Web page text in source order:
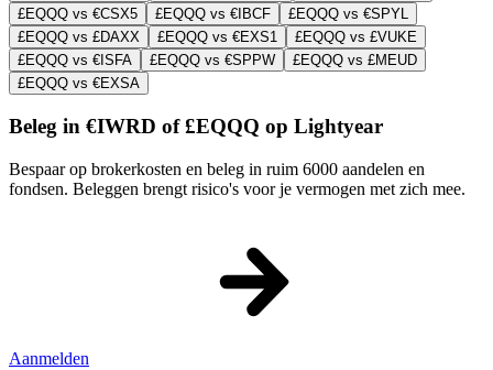
£EQQQ vs €CSX5
£EQQQ vs €IBCF
£EQQQ vs €SPYL
£EQQQ vs £DAXX
£EQQQ vs €EXS1
£EQQQ vs £VUKE
£EQQQ vs €ISFA
£EQQQ vs €SPPW
£EQQQ vs £MEUD
£EQQQ vs €EXSA
Beleg in €IWRD of £EQQQ op Lightyear
Bespaar op brokerkosten en beleg in ruim 6000 aandelen en
fondsen. Beleggen brengt risico's voor je vermogen met zich mee.
Aanmelden